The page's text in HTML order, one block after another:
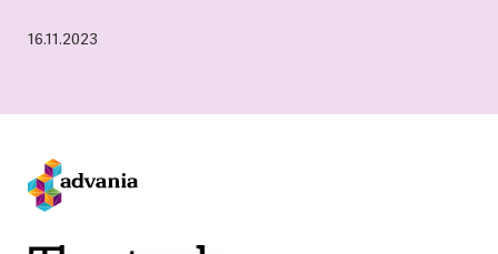
16.11.2023